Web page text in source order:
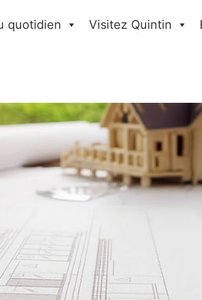
quotidien Visitez Quintin